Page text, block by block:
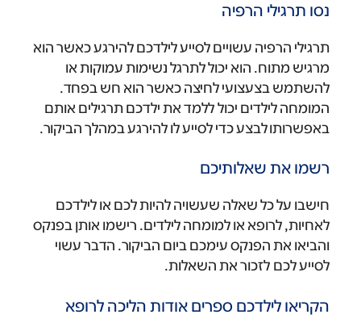
נסו תרגילי הרפיה
תרגילי הרפיה עשויים לסייע לילדכם להירגע כאשר הוא
מרגיש מתוח. הוא יכול לתרגל נשימות עמוקות או
להשתמש בצעצועי לחיצה כאשר הוא חש בפחד.
המומחה לילדים יכול ללמד את ילדכם תרגילים אותם
באפשרותו לבצע כדי לסייע לו להירגע במהלך הביקור.
רשמו את שאלותיכם
חישבו על כל שאלה שעשויה להיות לכם או לילדכם
לאחיות, לרופא או למומחה לילדים. רישמו אותן בפנקס
והביאו את הפנקס עימכם ביום הביקור. הדבר עשוי
לסייע לכם לזכור את השאלות.
הקריאו לילדכם ספרים אודות הליכה לרופא